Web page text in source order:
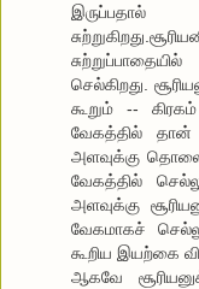
செல்கிறது.
கூறும் --
வேகத்தில் தான்
அளவுக்கு
வேகத்தில்
அளவுக்கு
வேகமாகச்
கூறிய இயற்கை
ஆகவே